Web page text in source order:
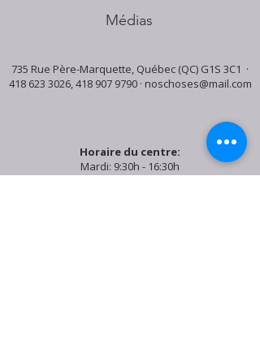
Médias
735 Rue Père-Marquette, Québec (QC) G1S 3C1 ·
418 623 3026,418 907 9790· noschoses@mail.com
Horaire du centre:
Mardi: 9:30h - 16:30h